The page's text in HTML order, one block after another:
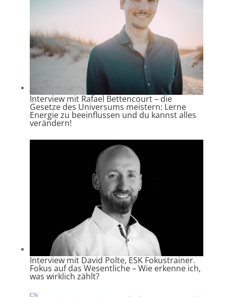
Interview mit Rafael Bettencourt – die
Gesetze des Universums meistern: Lerne
Energie zu beeinflussen und du kannst alles
verändern!
Interview mit David Polte, ESK Fokustrainer.
Fokus auf das Wesentliche – Wie erkenne ich,
was wirklich zählt?